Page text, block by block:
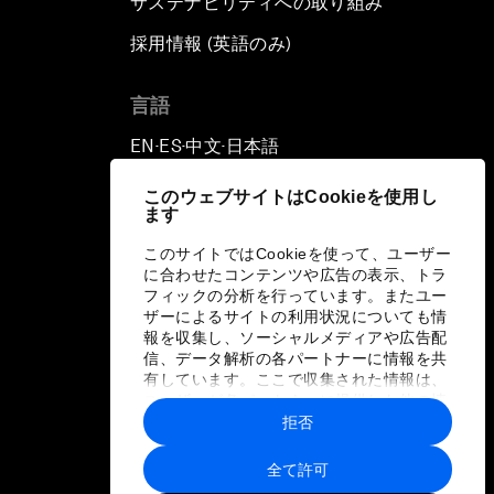
このウェブサイトはCookieを使用し
ます
このサイトではCookieを使って、ユーザー
に合わせたコンテンツや広告の表示、トラ
フィックの分析を行っています。またユー
ザーによるサイトの利用状況についても情
報を収集し、ソーシャルメディアや広告配
信、データ解析の各パートナーに情報を共
有しています。ここで収集された情報は、
ユーザーが各パートナーに提供した他の情
報や各パートナーのサービスを使用した際
に収集された情報と組み合わされ、各パー
トナーによって使用されることがありま
す。
全て許可
拒否
採用情報 (英語のみ)
言語
EN ▪ ES▪中文▪ 日本語